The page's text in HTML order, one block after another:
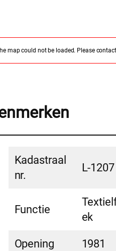
map could not be loaded. Please
Kadastraal
nr.
L-1207
Functie
ek
Opening 1981